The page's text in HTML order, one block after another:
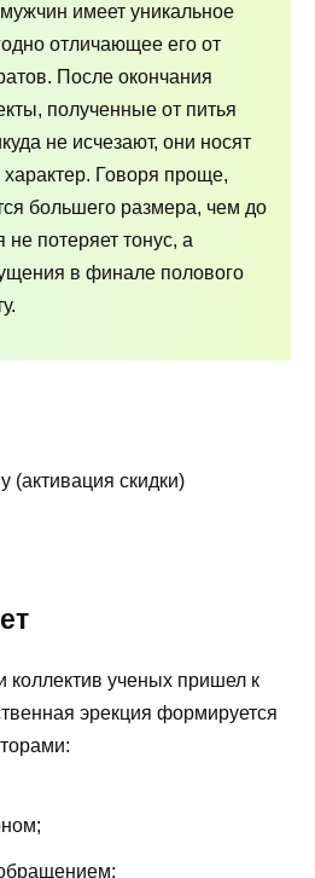
имеет уникальное
отличающее его от
После окончания
полученные от питья
не исчезают, они носят
Говоря проще,
большего размера, чем до
не потеряет тонус, а
в финале полового
(активация скидки)
коллектив ученых пришел к
эрекция формируется